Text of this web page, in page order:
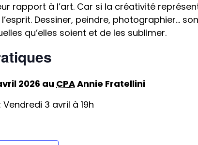
rapport à l’art. Car si la créativité
Dessiner, peindre, photographier…
qu’elles soient et de les sublimer.
2026 au CPAAnnie Fratellini
3 avril à 19h